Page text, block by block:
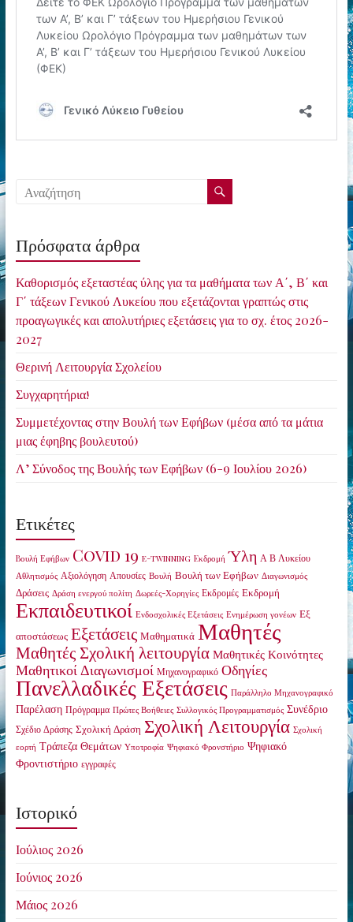
Πρόσφατα άρθρα
Καθορισμός εξεταστέας ύλης για τα μαθήματα των Α΄, Β΄ και
Γ΄ τάξεων Γενικού Λυκείου που εξετάζονται γραπτώς στις
προαγωγικές και απολυτήριες εξετάσεις για το σχ. έτος 2026-
2027
Θερινή Λειτουργία Σχολείου
Συγχαρητήρια!
Συμμετέχοντας στην Βουλή των Εφήβων (μέσα από τα μάτια
μιας έφηβης βουλευτού)
Λ’ Σύνοδος της Βουλής των Εφήβων (6-9 Ιουλίου 2026)
Ετικέτες
Bουλή Εφήβων Covid 19 e-twinning Eκδρομή Ύλη Α Β Λυκείου
Αθλητισμός Αξιολόγηση Απουσίες Βουλή Βουλή των Εφήβων Διαγωνισμός
Δράσεις Δράση ενεργού πολίτη Δωρεές-Χορηγίες Εκδρομές Εκδρομή
Εκπαιδευτικοί Ενδοσχολικές Εξετάσεις Ενημέρωση γονέων Εξ
αποστάσεως Εξετάσεις Μαθηματικά Μαθητές
Μαθητές Σχολική λειτουργία Μαθητικές Κοινότητες
Μαθητικοί Διαγωνισμοί Μηχανογραφικό Οδηγίες
Πανελλαδικές Εξετάσεις Παράλληλο Μηχανογραφικό
Παρέλαση Πρόγραμμα Πρώτες Βοήθειες Συλλογικός Προγραμματισμός Συνέδριο
Σχέδιο Δράσης Σχολική Δράση Σχολική Λειτουργία Σχολική
εορτή Τράπεζα Θεμάτων Υποτροφία Ψηφιακό Φρονστήριο Ψηφιακό
Φροντιστήριο εγγραφές
Ιστορικό
Ιούλιος 2026
Ιούνιος 2026
Μάιος 2026